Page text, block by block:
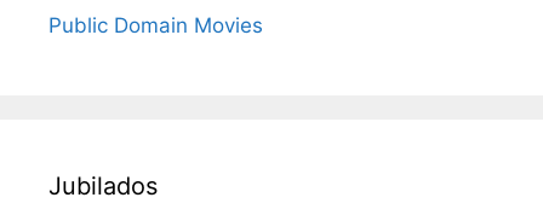
Public Domain Movies
Jubilados